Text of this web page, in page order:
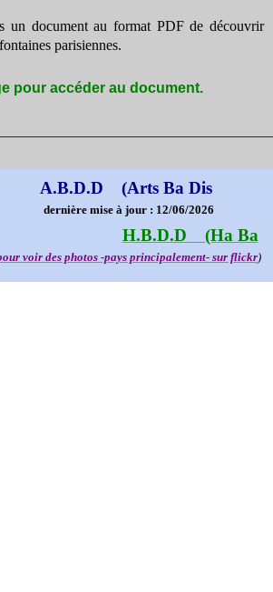
un document au format PDF de découvrir
parisiennes.
pour accéder au document.
A.B.D.D (Arts Ba Dis
dernière mise à jour : 12/06/2026
H.B.D.D (Ha Ba
voir des photos -pays principalement- sur flickr)